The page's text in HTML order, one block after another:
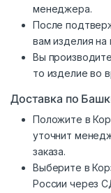
менеджера.
После
вам изделия на
Вы
то изделие во
Доставка по
Положите в
уточнит
заказа.
Выберите в
России через